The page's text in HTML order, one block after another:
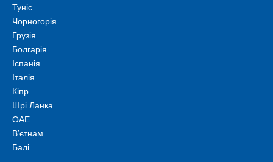
Туніс
Чорногорія
Грузія
Болгарія
Іспанія
Італія
Кіпр
Шрі Ланка
ОАЕ
В’єтнам
Балі